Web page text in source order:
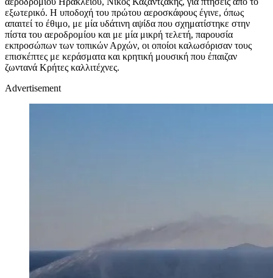
εξωτερικό. Η υποδοχή του πρώτου αεροσκάφους έγινε, όπως
απαιτεί το έθιμο, με μία υδάτινη αψίδα που σχηματίστηκε στην
πίστα του αεροδρομίου και με μία μικρή τελετή, παρουσία
εκπροσώπων των τοπικών Αρχών, οι οποίοι καλωσόρισαν τους
επισκέπτες με κεράσματα και κρητική μουσική που έπαιζαν
ζωντανά Κρήτες καλλιτέχνες.
Advertisement